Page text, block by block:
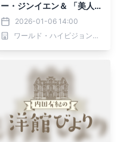
ー・ジンイエン＆ 「美人
骨～前編：周生如故」ワ
ン・シンユエ 豪華スター
が共演。 中国ドラマ「墨
～美しき復讐～」 1月12日
（月）ひる3時～ BS12 ト
ゥエルビで放送スタート
2026-01-06 14:00
ワールド・ハイビジョン・チャンネル株式会社